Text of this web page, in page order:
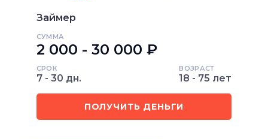
Займер
СУММА
2 000 - 30 000 ₽
СРОК
7 - 30 дн.
ВОЗРАСТ
18 - 75 лет
ПОЛУЧИТЬ ДЕНЬГИ